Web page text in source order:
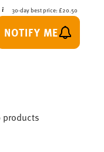
30-day best price:£20.50
NOTIFY ME
products